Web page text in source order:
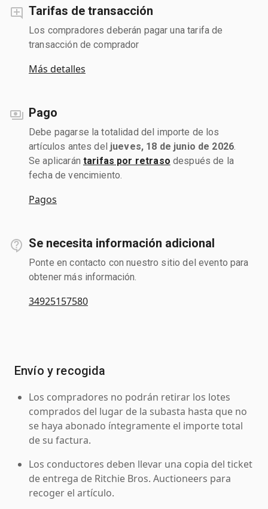
Tarifas de transacción
Los compradores deberán pagar una tarifa de
transacción de comprador
Más detalles
Pago
Debe pagarse la totalidad del importe de los
artículos antes del jueves, 18 de junio de 2026
Se aplicarán tarifas por retraso después de la
fecha de vencimiento.
Pagos
Se necesita información adicional
Ponte en contacto con nuestro sitio del evento para
obtener más información.
34925157580
Envío y recogida
Los compradores no podrán retirar los lotes
comprados del lugar de la subasta hasta que no
se haya abonado íntegramente el importe total
de su factura.
Los conductores deben llevar una copia del ticket
de entrega de Ritchie Bros. Auctioneers para
recoger el artículo.